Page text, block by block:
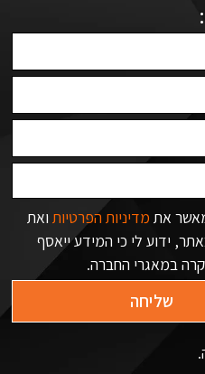
את מדיניות הפרטיות ואת
ידוע לי כי המידע ייאסף
במאגרי החברה.
שליחה